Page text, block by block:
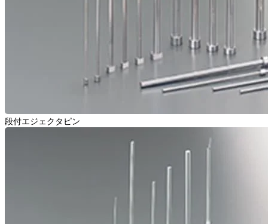
段付エジェクタピン